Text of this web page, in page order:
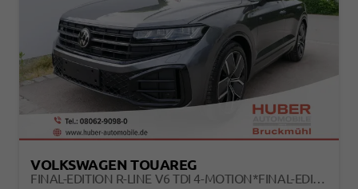
VOLKSWAGEN TOUAREG
FINAL-EDITION R-LINE V6 TDI 4-MOTION*FINAL-EDITION*AHK-SCHWENKBAR*NAVI*ACC*PDC*LED*SHZ*21-ZOLL